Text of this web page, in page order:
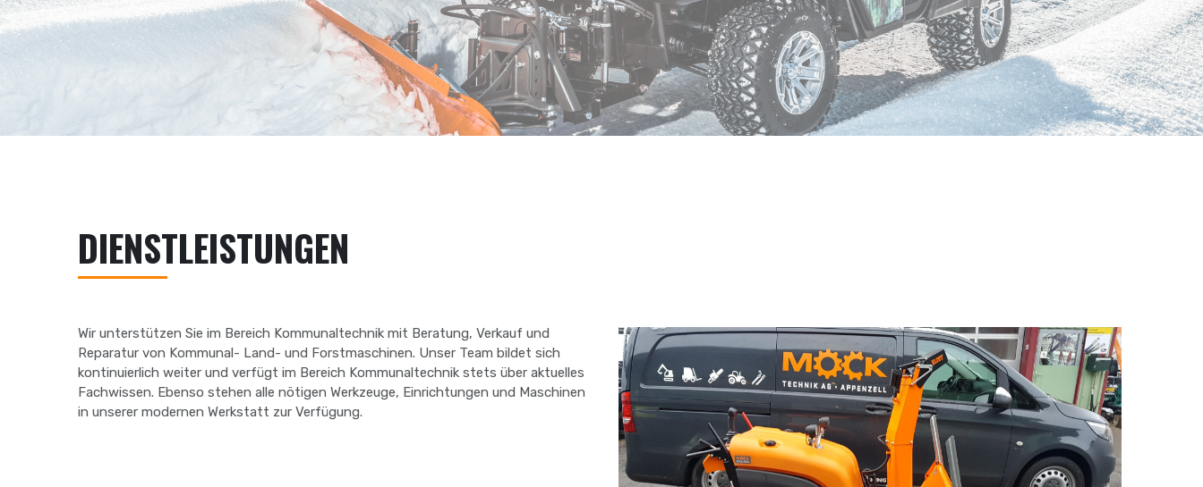
DIENSTLEISTUNGEN
Wir unterstützen Sie im Bereich Kommunaltechnik mit Beratung, Verkauf und
Reparatur von Kommunal- Land- und Forstmaschinen. Unser Team bildet sich
kontinuierlich weiter und verfügt im Bereich Kommunaltechnik stets über aktuelles
Fachwissen. Ebenso stehen alle nötigen Werkzeuge, Einrichtungen und Maschinen
in unserer modernen Werkstatt zur Verfügung.